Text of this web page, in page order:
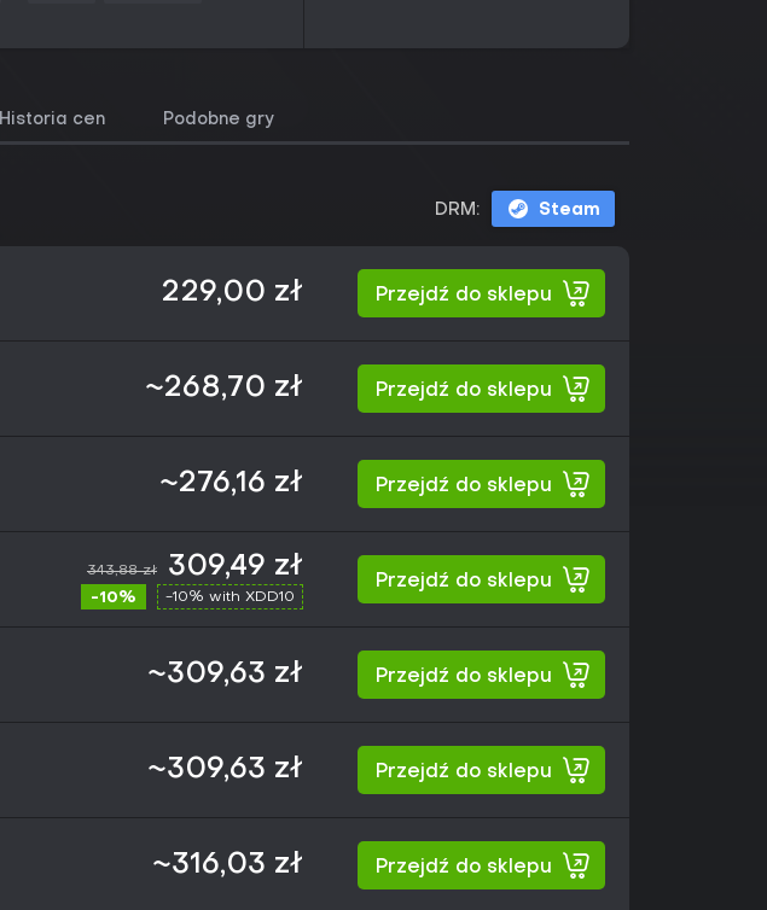
Historia cen Podobne gry
DRM: Steam
229,00 zł Przejdź do sklepu
~268,70 zł Przejdź do sklepu
~276,16 zł Przejdź do sklepu
343,88 zł 309,49 zł
-10% -10% with XDD10
Przejdź do sklepu
~309,63 zł Przejdź do sklepu
~309,63 zł Przejdź do sklepu
~316,03 zł Przejdź do sklepu